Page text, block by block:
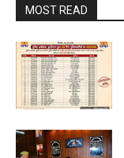
MOST READ